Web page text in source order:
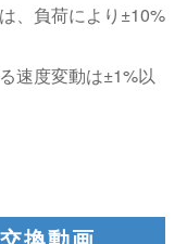
、負荷により±10%
速度変動は±1%以
換動画